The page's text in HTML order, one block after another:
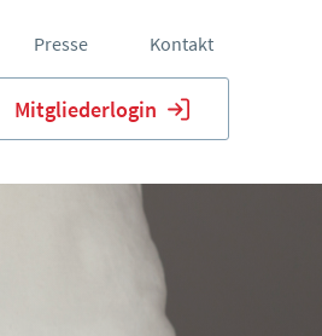
Presse Kontakt
Mitgliederlogin